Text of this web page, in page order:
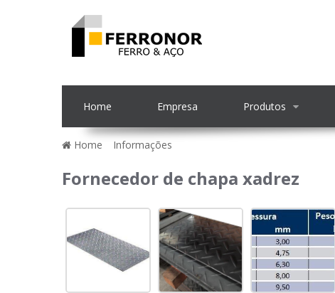
Home Empresa Produtos
Home Informações
Fornecedor de chapa xadrez